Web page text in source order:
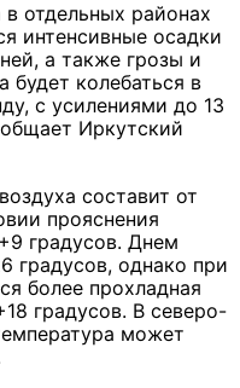
в отдельных районах
интенсивные осадки
а также грозы и
будет колебаться в
с усилениями до 13
Иркутский
составит от
прояснения
градусов. Днем
градусов, однако при
более прохладная
градусов. В северо-
может